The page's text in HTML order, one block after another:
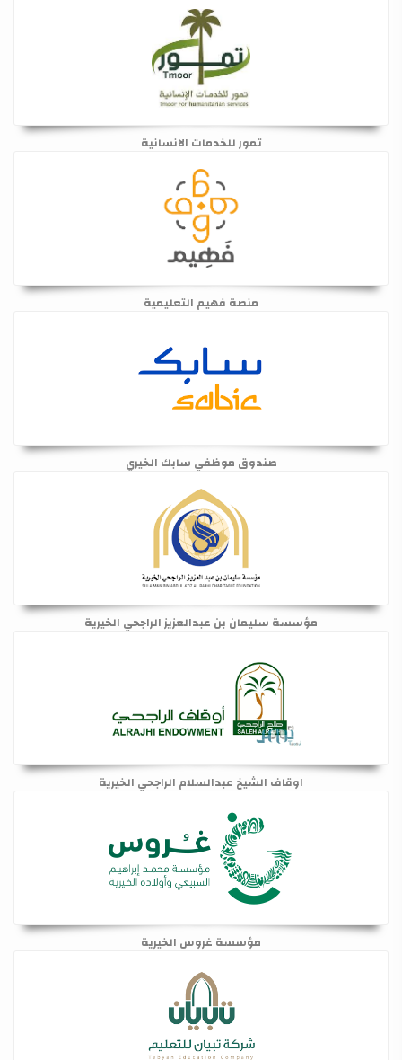
تمور للخدمات الانسانية
منصة فهيم التعليمية
صندوق موظفي سابك الخيري
مؤسسة سليمان بن عبدالعزيز الراجحي الخيرية
اوقاف الشيخ عبدالسلام الراجحي الخيرية
مؤسسة غروس الخيرية